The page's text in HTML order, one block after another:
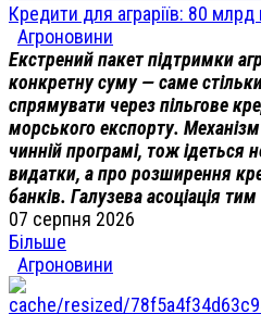
Кредити для аграріїв: 80
Агроновини
Екстрений пакет підтримки
конкретну суму — саме
спрямувати через пільгове
морського експорту.
чинній програмі, тож ідеться
видатки, а про розширення
банків. Галузева асоціація
07 серпня 2026
Більше
Агроновини